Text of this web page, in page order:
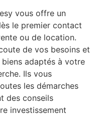
vous offre un
le premier contact
ou de location.
de vos besoins et
adaptés à votre
Ils vous
les démarches
des conseils
investissement